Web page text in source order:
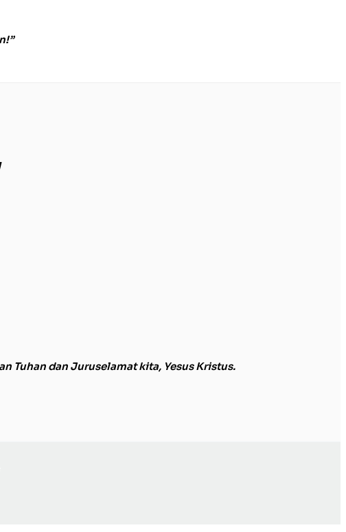
Tuhan dan Juruselamat kita, Yesus Kristus.